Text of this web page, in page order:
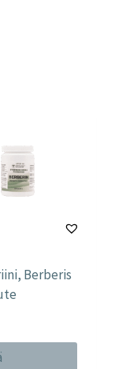
Berberis